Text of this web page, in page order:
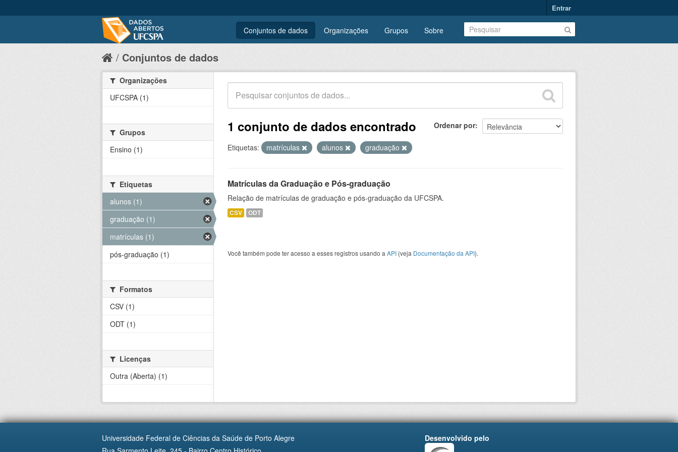
Entrar
Conjuntos de dados Organizações Grupos Sobre
Conjuntos de dados
Ordenar por
1 conjunto de dados encontrado
Etiquetas: matrículas alunos graduação
Matrículas da Graduação e Pós-graduação
Relação de matrículas de graduação e pós-graduação da UFCSPA.
CSV ODT
Você também pode ter acesso a esses registros usando a API (veja Documentação da API).
Organizações
UFCSPA (1)
Grupos
Ensino (1)
Etiquetas
alunos (1)
graduação (1)
matrículas (1)
pós-graduação (1)
Formatos
CSV (1)
ODT (1)
Licenças
Outra (Aberta) (1)
Universidade Federal de Ciências da Saúde de Porto Alegre
Desenvolvido pelo